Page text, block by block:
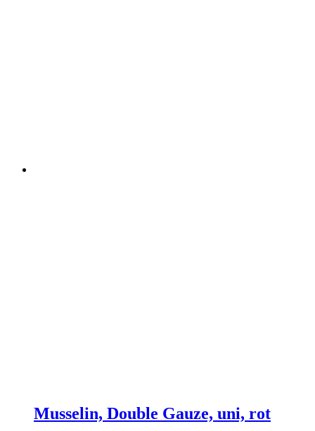
Musselin, Double Gauze, uni, rot